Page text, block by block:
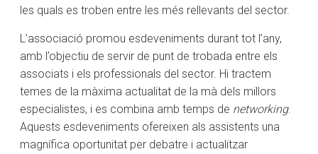
les quals es troben entre les més rellevants del sector.
L’associació promou esdeveniments durant tot l’any,
amb l’objectiu de servir de punt de trobada entre els
associats i els professionals del sector. Hi tractem
temes de la màxima actualitat de la mà dels millors
especialistes, i es combina amb temps de networking.
Aquests esdeveniments ofereixen als assistents una
magnífica oportunitat per debatre i actualitzar